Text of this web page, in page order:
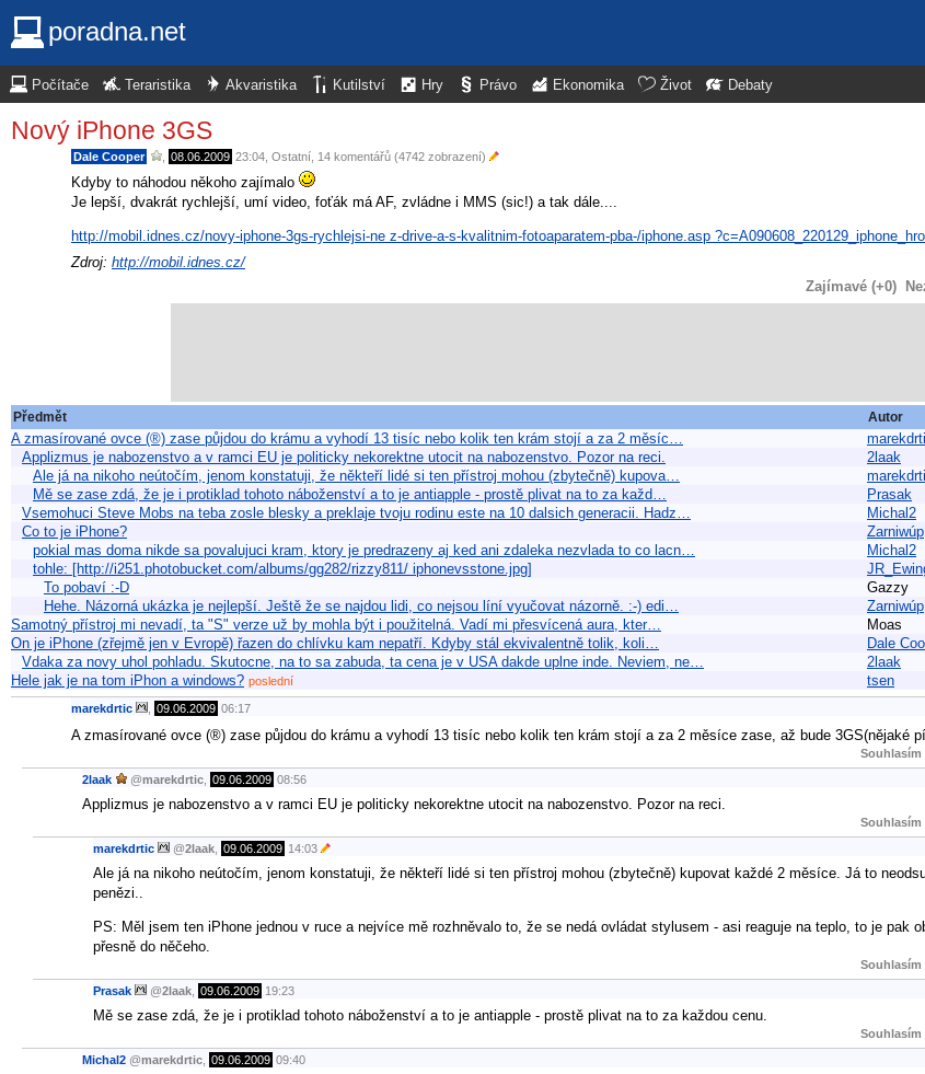
poradna.net
Počítače Teraristika Akvaristika Kutilství Hry Právo Ekonomika Život Debaty
Nový iPhone 3GS
Dale Cooper 08.06.2009 23:04 Ostatní , 14 komentářů (4742 zobrazení)
Kdyby to náhodou někoho zajímalo
Je lepší, dvakrát rychlejší, umí video, foťák má AF, zvládne i MMS (sic!) a tak dále....
http://mobil.idnes.cz/novy-iphone-3gs-rychlejsi-ne z-drive-a-s-kvalitnim-fotoaparatem-pba-/iphone.asp ?c=A090608_220129_iphone_hro
Zdroj: http://mobil.idnes.cz/
Zajímavé (+0)
Předmět Autor
A zmasírované ovce (®) zase půjdou do krámu a vyhodí 13 tisíc nebo kolik ten krám stojí a za 2 měsíc…
Applizmus je nabozenstvo a v ramci EU je politicky nekorektne utocit na nabozenstvo. Pozor na reci. 2laak
Ale já na nikoho neútočím, jenom konstatuji, že někteří lidé si ten přístroj mohou (zbytečně) kupova…
Mě se zase zdá, že je i protiklad tohoto náboženství a to je antiapple - prostě plivat na to za každ… Prasak
Vsemohuci Steve Mobs na teba zosle blesky a preklaje tvoju rodinu este na 10 dalsich generacii. Hadz… Michal2
Co to je iPhone? Zarniwúp
pokial mas doma nikde sa povalujuci kram, ktory je predrazeny aj ked ani zdaleka nezvlada to co lacn… Michal2
tohle: [http://i251.photobucket.com/albums/gg282/rizzy811/ iphonevsstone.jpg]
To pobaví :-D Gazzy
Hehe. Názorná ukázka je nejlepší. Ještě že se najdou lidi, co nejsou líní vyučovat názorně. :-) edi… Zarniwúp
Samotný přístroj mi nevadí, ta "S" verze už by mohla být i použitelná. Vadí mi přesvícená aura, kter… Moas
On je iPhone (zřejmě jen v Evropě) řazen do chlívku kam nepatří. Kdyby stál ekvivalentně tolik, koli… Dale
Vdaka za novy uhol pohladu. Skutocne, na to sa zabuda, ta cena je v USA dakde uplne inde. Neviem, ne… 2laak
Hele jak je na tom iPhon a windows? poslední tsen
marekdrtic 09.06.2009 06:17
A zmasírované ovce (®) zase půjdou do krámu a vyhodí 13 tisíc nebo kolik ten krám stojí a za 2 měsíce zase, až bude 3GS(nějaké
Souhlasím
2laak @marekdrtic 09.06.2009 08:56
Applizmus je nabozenstvo a v ramci EU je politicky nekorektne utocit na nabozenstvo. Pozor na reci.
Souhlasím
marekdrtic @2laak 09.06.2009 14:03
Ale já na nikoho neútočím, jenom konstatuji, že někteří lidé si ten přístroj mohou (zbytečně) kupovat každé 2 měsíce. Já to
penězi..
PS: Měl jsem ten iPhone jednou v ruce a nejvíce mě rozhněvalo to, že se nedá ovládat stylusem - asi reaguje na teplo, to je pak
přesně do něčeho.
Souhlasím
Prasak @2laak 09.06.2009 19:23
Mě se zase zdá, že je i protiklad tohoto náboženství a to je antiapple - prostě plivat na to za každou cenu.
Souhlasím
Michal2 @marekdrtic 09.06.2009 09:40